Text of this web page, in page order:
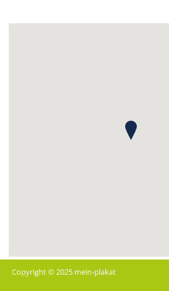
Copyright © 2025 mein-plakat